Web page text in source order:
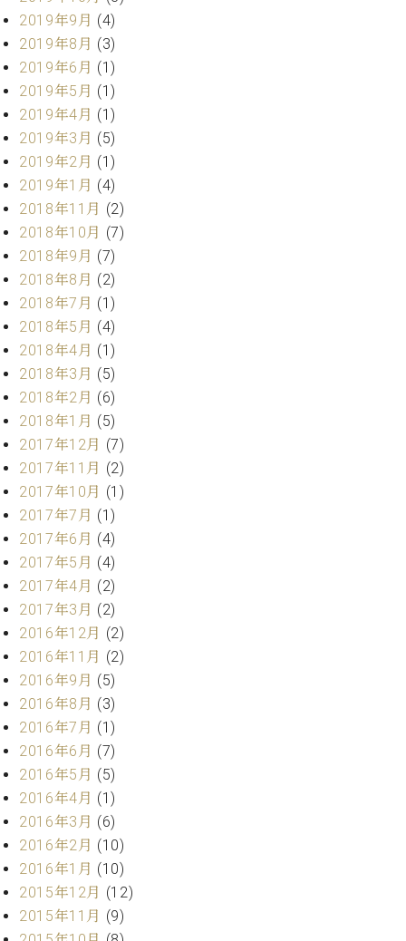
工
房
ブ
グ
ア
ク
セ
ス
問
い
合
わ
せ
ア
ー
テ
ィ
ス
ト
カ
タ
マ
ー
サ
ー
ビ
ス
調
律
)
ア
フ
ー
サ
ー
ビ
ス
(調
2019年9月 (4)
2019年8月 (3)
2019年6月 (1)
2019年5月 (1)
2019年4月 (1)
2019年3月 (5)
2019年2月 (1)
2019年1月 (4)
2018年11月 (2)
2018年10月 (7)
2018年9月 (7)
2018年8月 (2)
2018年7月 (1)
2018年5月 (4)
2018年4月 (1)
2018年3月 (5)
2018年2月 (6)
2018年1月 (5)
2017年12月 (7)
2017年11月 (2)
2017年10月 (1)
2017年7月 (1)
2017年6月 (4)
2017年5月 (4)
2017年4月 (2)
2017年3月 (2)
2016年12月 (2)
2016年11月 (2)
2016年9月 (5)
2016年8月 (3)
2016年7月 (1)
2016年6月 (7)
2016年5月 (5)
2016年4月 (1)
2016年3月 (6)
2016年2月 (10)
2016年1月 (10)
2015年12月 (12)
2015年11月 (9)